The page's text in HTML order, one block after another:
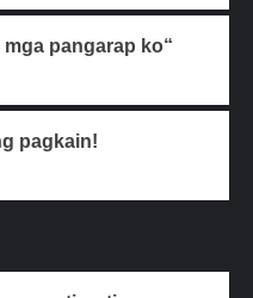
pangarap ko“
pagkain!